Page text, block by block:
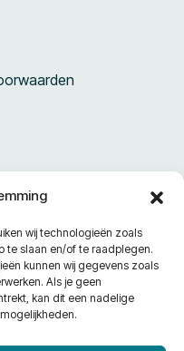
wij technologieën zoals
te slaan en/of te raadplegen.
kunnen wij gegevens zoals
Als je geen
kan dit een nadelige